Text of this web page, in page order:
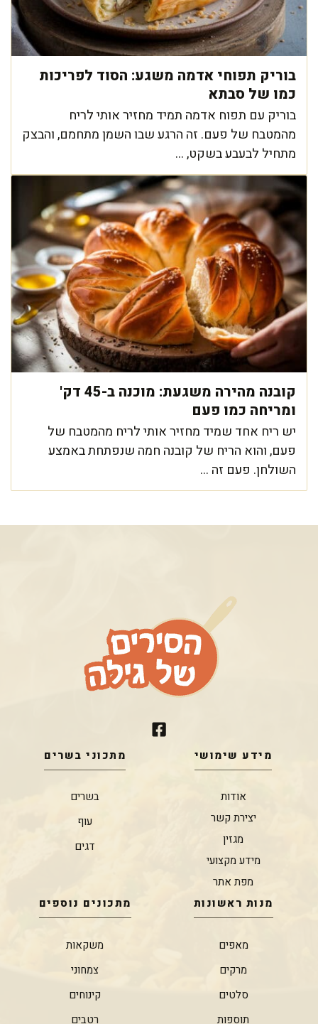
בוריק תפוחי אדמה משגע: הסוד לפריכות
כמו של סבתא
בוריק עם תפוח אדמה תמיד מחזיר אותי לריח
מהמטבח של פעם. זה הרגע שבו השמן מתחמם, והבצק
מתחיל לבעבע בשקט, ...
קובנה מהירה משגעת: מוכנה ב-45 דק'
ומריחה כמו פעם
יש ריח אחד שמיד מחזיר אותי לריח מהמטבח של
פעם, והוא הריח של קובנה חמה שנפתחת באמצע
השולחן. פעם זה ...
מידע שימושי
אודות
יצירת קשר
מגזין
מידע מקצועי
מפת אתר
מתכוני בשרים
בשרים
עוף
דגים
מנות ראשונות
מאפים
מרקים
סלטים
תוספות
מתכונים נוספים
משקאות
צמחוני
קינוחים
רטבים